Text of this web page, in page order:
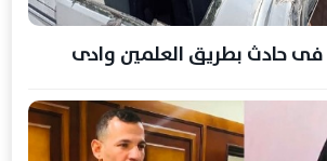
شخصا فى حادث بطريق العلمين وادى